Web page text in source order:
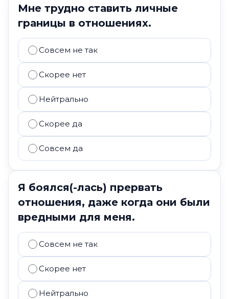
Мне трудно ставить личные
границы в отношениях.
Совсем не так
Скорее нет
Нейтрально
Скорее да
Совсем да
Я боялся(-лась) прервать
отношения, даже когда они были
вредными для меня.
Совсем не так
Скорее нет
Нейтрально